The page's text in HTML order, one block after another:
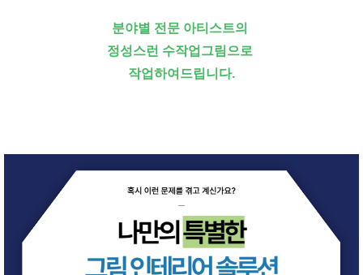
분야별 전문 아티스트의
정성스런 수작업그림으로
작업하여드립니다.